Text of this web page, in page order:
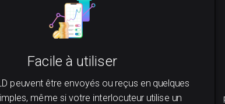
Facile à utiliser
peuvent être envoyés ou reçus en quelques
même si votre interlocuteur utilise un